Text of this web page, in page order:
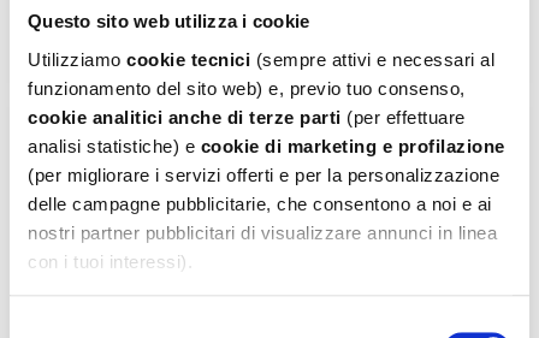
Questo sito web utilizza i cookie
Utilizziamo cookie tecnici (sempre attivi e necessari al
funzionamento del sito web) e, previo tuo consenso,
cookie analitici anche di terze parti (per effettuare
analisi statistiche) e cookie di marketing e profilazione
(per migliorare i servizi offerti e per la personalizzazione
delle campagne pubblicitarie, che consentono a noi e ai
nostri partner pubblicitari di visualizzare annunci in linea
con i tuoi interessi).
Read more »
Lorem ipsum 3